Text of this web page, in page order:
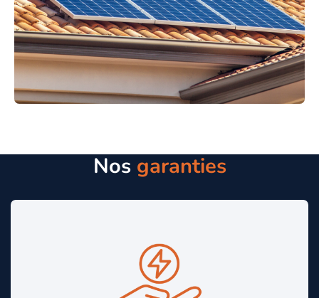
Nos garanties